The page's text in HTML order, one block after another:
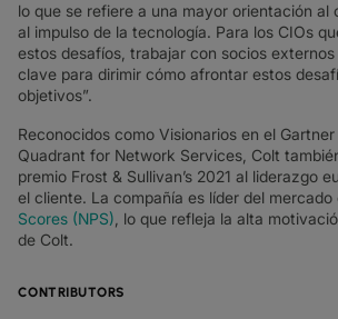
CONTRIBUTORS
lo que se refiere a una mayor orientación al
al impulso de la tecnología. Para los CIOs
estos desafíos, trabajar con socios
clave para dirimir cómo afrontar estos
objetivos”.
Reconocidos como Visionarios en el
Quadrant for Network Services, Colt
premio Frost & Sullivan’s 2021 al liderazgo
el cliente. La compañía es líder del mercado
Scores (NPS) , lo que refleja la alta
de Colt.